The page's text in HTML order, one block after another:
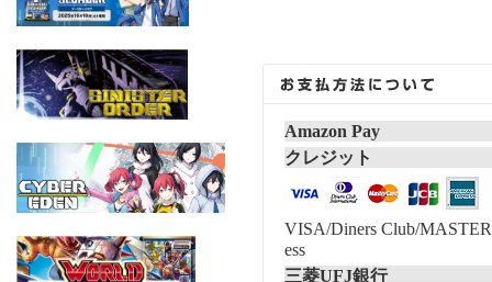
Amazon Pay
クレジット
VISA/Diners Club/
ess
三菱UFJ銀行